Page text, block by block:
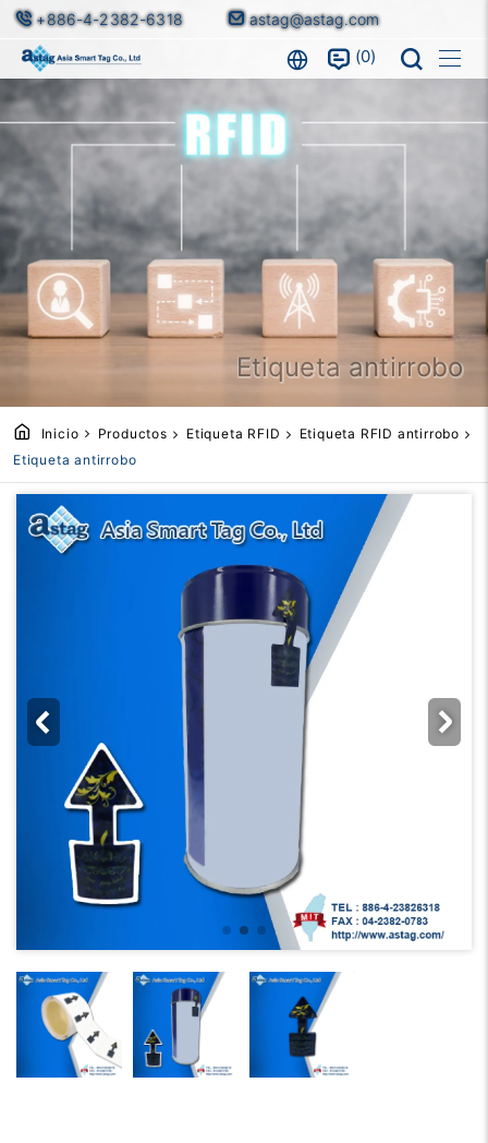
+886-4-2382-6318 astag@astag.com
0
Etiqueta antirrobo
Inicio Productos Etiqueta RFID
Etiqueta RFID antirrobo
Etiqueta antirrobo